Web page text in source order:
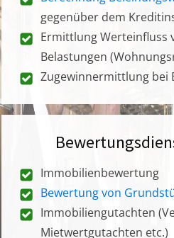
gegenüber dem
Ermittlung Werteinfluss
Belastungen
Zugewinnermittlung bei
Immobilienbewertung
Bewertung von
Immobiliengutachten
Mietwertgutachten etc.)